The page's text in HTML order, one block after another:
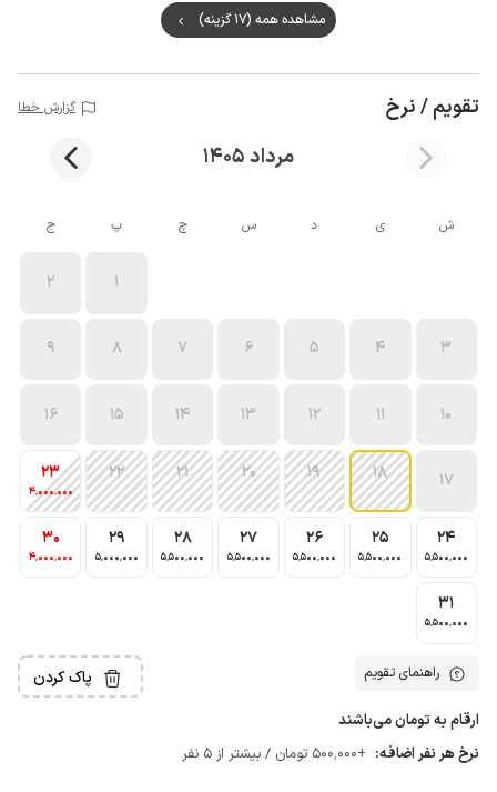
مشاهده همه (17 گزینه)
تقویم / نرخ گزارش خطا
مرداد 1405
ش ی د س چ پ ج
1
2
3
4
5
6
7
8
9
10
11
12
13
14
15
16
17
18
19
20
21
22
23
4٬000٬000
24
5٬500٬000
25
5٬500٬000
26
5٬500٬000
27
5٬500٬000
28
5٬500٬000
29
5٬000٬000
30
4٬000٬000
31
5٬500٬000
راهنمای تقویم پاک کردن
ارقام به تومان می‌باشند
نرخ هر نفر اضافه: +500٬000 تومان / بیشتر از 5 نفر